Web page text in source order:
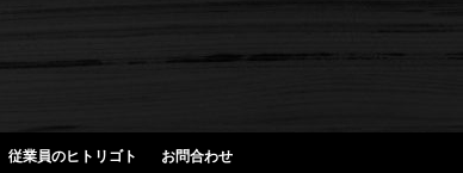
従業員のヒトリゴト お問合わせ